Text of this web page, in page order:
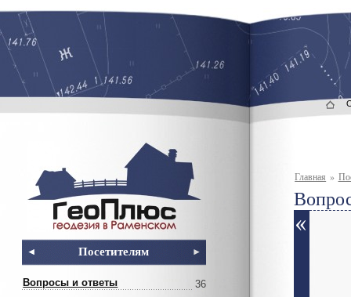
Посетителям
Вопросы и ответы
36
Главная »